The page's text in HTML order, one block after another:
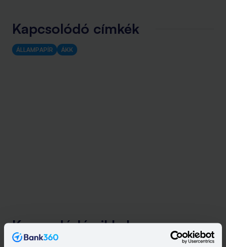
Kapcsolódó címkék
ÁLLAMPAPÍR ÁKK
Kapcsolódó cikkek